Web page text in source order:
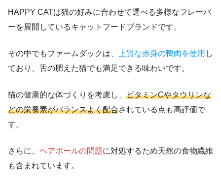
HAPPY CATは猫の好みに合わせて選べる多様なフレーバ
ーを展開しているキャットフードブランドです。
その中でもファームダックは、 上質な赤身の鴨肉を使用 し
ており、舌の肥えた猫でも満足できる味わいです。
猫の健康的な体づくりを考慮し、 ビタミンCやタウリンな
どの栄養素がバランスよく配合されている点も高評価で
す。
さらに、 ヘアボールの問題に対処するため天然の食物繊維
も含まれています。